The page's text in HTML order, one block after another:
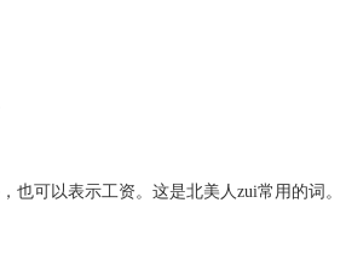
也可以表示工资。这是北美人zui常用的词。